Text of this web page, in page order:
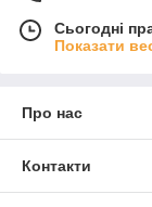
Сьогодні
Показати
Про нас
Контакти